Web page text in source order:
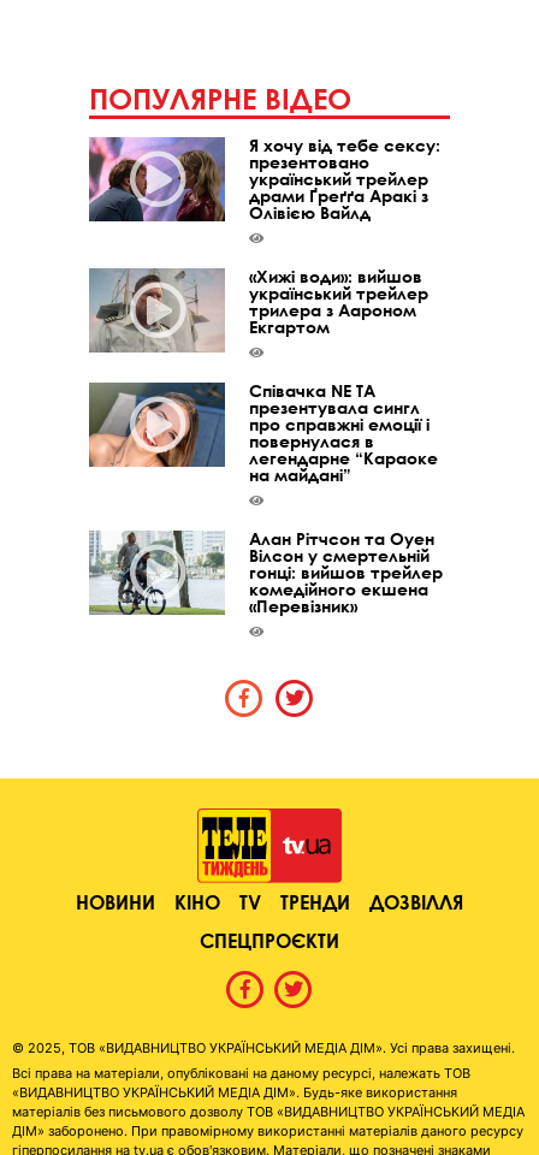
ПОПУЛЯРНЕ ВІДЕО
Я хочу від тебе сексу:
презентовано
український трейлер
драми Ґреґґа Аракі з
Олівією Вайлд
«Хижі води»: вийшов
український трейлер
трилера з Аароном
Екгартом
Співачка NE TA
презентувала сингл
про справжні емоції і
повернулася в
легендарне “Караоке
на майдані”
Алан Рітчсон та Оуен
Вілсон у смертельній
гонці: вийшов трейлер
комедійного екшена
«Перевізник»
НОВИНИ КІНО TV ТРЕНДИ
ДОЗВІЛЛЯ
СПЕЦПРОЄКТИ
© 2025, ТОВ «ВИДАВНИЦТВО УКРАЇНСЬКИЙ МЕДІА ДІМ». Усі права захищені.
Всі права на матеріали, опубліковані на даному ресурсі, належать ТОВ
«ВИДАВНИЦТВО УКРАЇНСЬКИЙ МЕДІА ДІМ». Будь-яке використання
матеріалів без письмового дозволу ТОВ «ВИДАВНИЦТВО УКРАЇНСЬКИЙ МЕДІА
ДІМ» заборонено. При правомірному використанні матеріалів даного ресурсу
гіперпосилання на tv.ua є обов'язковим. Матеріали, що позначені знаками